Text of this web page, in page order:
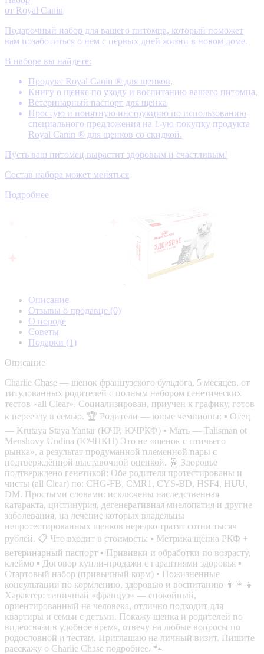
от Royal Canin
Подарочный набор для вашего питомца, который поможет
вам позаботиться о нем с первых дней жизни в новом доме.
В наборе вы найдете:
Продукт Royal Canin ® для щенков,
Книгу о щенке по уходу и воспитанию вашего питомца,
Ветеринарный паспорт для щенка
Простую и понятную инструкцию по использованию
специального предложения на 1-ую покупку продукта
Royal Canin ® для щенков со скидкой.
Пусть ваш питомец вырастит здоровым и счастливым!
Состав набора может меняться
Подробнее
Описание
Отзывы о продавце (0)
О породе
Советы
Подарки (1)
Описание
Charlie Chase — щенок французского бульдога, 5 месяцев, от
титулованных родителей с полным набором генетических
тестов «all Clear». Социализирован, приучен к графику, готов
к переезду в семью. 🏆 Родители — юные чемпионы: ▪️ Отец
— Krutaya Staya Yantar (ЮЧР, ЮЧРКФ) ▪️ Мать — Talisman ot
Menshovy Undina (ЮЧНКП) Это не «щенок с птичьего
рынка», а результат продуманной племенной пары с
подтверждённой выставочной оценкой. 🧬 Здоровье
подтверждено генетикой: Оба родителя протестированы и
чисты (all Clear) по: CHG-FB, CMR1, CYS-BD, HSF4, HUU,
DM. Простыми словами: исключены наследственная
катаракта, цистинурия, дегенеративная миелопатия и другие
заболевания, на лечение которых владельцы
непротестированных щенков нередко тратят сотни тысяч
рублей. 📋 Что входит в стоимость: ▪️ Метрика щенка РКФ +
ветеринарный паспорт ▪️ Прививки и обработки по возрасту,
клеймо ▪️ Договор купли-продажи с гарантиями здоровья ▪️
Стартовый набор (привычный корм) ▪️ Пожизненные
консультации по кормлению, здоровью и воспитанию 👨‍👩‍👧
Характер: типичный «француз» — спокойный,
ориентированный на человека, отлично подходит для
квартиры и семьи с детьми. Покажу щенка и родителей по
видеосвязи в удобное время, отвечу на любые вопросы по
родословной и тестам. Приглашаю на личный визит. Пишите
расскажу о Charlie Chase подробнее. 🐾